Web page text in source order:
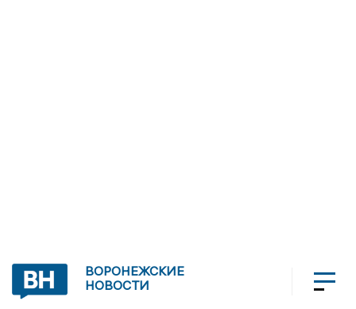
ВОРОНЕЖСКИЕ
НОВОСТИ